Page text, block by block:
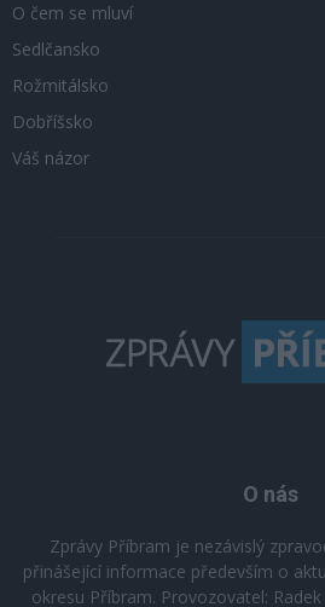
O čem se mluví
Sedlčansko
Rožmitálsko
Dobříšsko
Váš názor
O nás
Zprávy Příbram je nezávislý
přinášející informace především o
okresu Příbram. Provozovatel: